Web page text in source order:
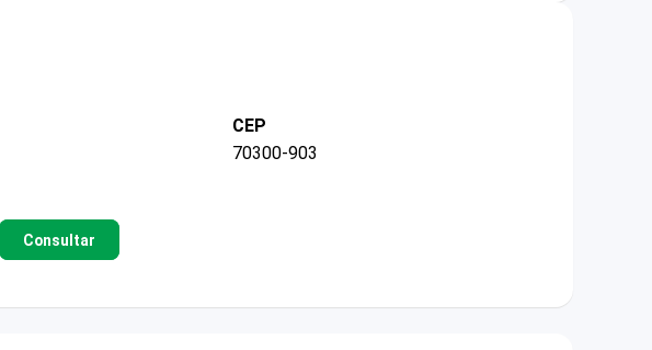
CEP
70300-903
Consultar